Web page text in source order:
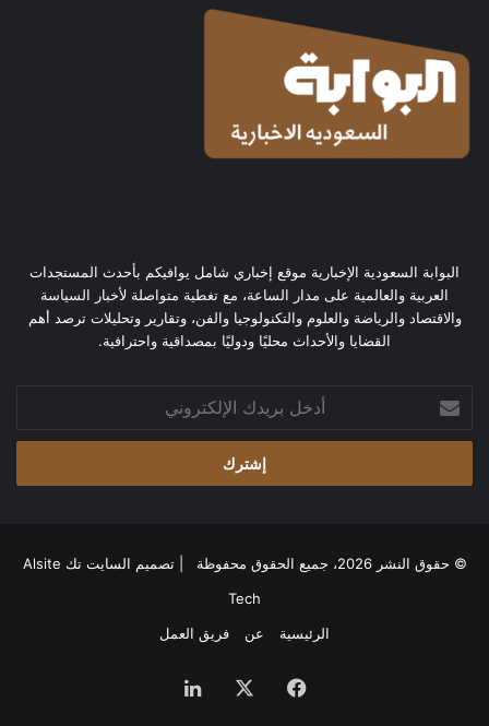
البوابة السعودية الإخبارية موقع إخباري شامل يوافيكم بأحدث المستجدات
العربية والعالمية على مدار الساعة، مع تغطية متواصلة لأخبار السياسة
والاقتصاد والرياضة والعلوم والتكنولوجيا والفن، وتقارير وتحليلات ترصد أهم
القضايا والأحداث محليًا ودوليًا بمصداقية واحترافية.
بريدك
الإلكتروني
© حقوق النشر 2026، جميع الحقوق محفوظة | تصميم
السايت تك Alsite
Tech
الرئيسية
عن فريق العمل
فيسبوك لينكدإن